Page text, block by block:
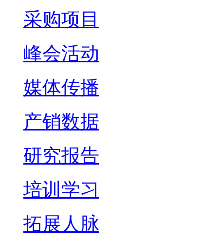
采购项目
峰会活动
媒体传播
产销数据
研究报告
培训学习
拓展人脉